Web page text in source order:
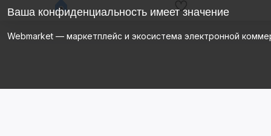
Ваша конфиденциальность имеет значение
Webmarket — маркетплейс и экосистема электронной